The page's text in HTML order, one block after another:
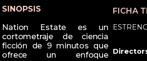
SINOPSIS
Nation Estate es un
cortometraje de ciencia
ficción de 9 minutos que
ofrece un enfoque
FICHA